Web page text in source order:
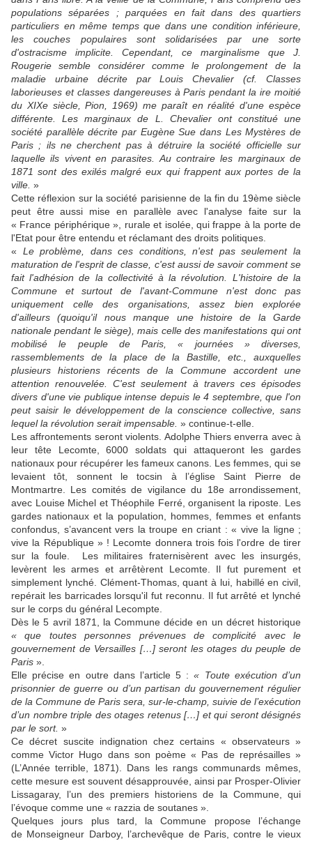
populations séparées ; parquées en fait dans des quartiers
particuliers en même temps que dans une condition inférieure,
les couches populaires sont solidarisées par une sorte
d'ostracisme implicite. Cependant, ce marginalisme que J.
Rougerie semble considérer comme le prolongement de la
maladie urbaine décrite par Louis Chevalier (cf. Classes
laborieuses et classes dangereuses à Paris pendant la ire moitié
du XIXe siècle, Pion, 1969) me paraît en réalité d'une espèce
différente. Les marginaux de L. Chevalier ont constitué une
société parallèle décrite par Eugène Sue dans Les Mystères de
Paris ; ils ne cherchent pas à détruire la société officielle sur
laquelle ils vivent en parasites. Au contraire les marginaux de
1871 sont des exilés malgré eux qui frappent aux portes de la
ville. »
Cette réflexion sur la société parisienne de la fin du 19ème siècle
peut être aussi mise en parallèle avec l'analyse faite sur la
« France périphérique », rurale et isolée, qui frappe à la porte de
l'Etat pour être entendu et réclamant des droits politiques.
« Le problème, dans ces conditions, n'est pas seulement la
maturation de l'esprit de classe, c'est aussi de savoir comment se
fait l'adhésion de la collectivité à la révolution. L'histoire de la
Commune et surtout de l'avant-Commune n'est donc pas
uniquement celle des organisations, assez bien explorée
d'ailleurs (quoiqu'il nous manque une histoire de la Garde
nationale pendant le siège), mais celle des manifestations qui ont
mobilisé le peuple de Paris, « journées » diverses,
rassemblements de la place de la Bastille, etc., auxquelles
plusieurs historiens récents de la Commune accordent une
attention renouvelée. C'est seulement à travers ces épisodes
divers d'une vie publique intense depuis le 4 septembre, que l'on
peut saisir le développement de la conscience collective, sans
lequel la révolution serait impensable. » continue-t-elle.
Les affrontements seront violents. Adolphe Thiers enverra avec à
leur tête Lecomte, 6000 soldats qui attaqueront les gardes
nationaux pour récupérer les fameux canons. Les femmes, qui se
levaient tôt, sonnent le tocsin à l’église Saint Pierre de
Montmartre. Les comités de vigilance du 18e arrondissement,
avec Louise Michel et Théophile Ferré, organisent la riposte. Les
gardes nationaux et la population, hommes, femmes et enfants
confondus, s’avancent vers la troupe en criant : « vive la ligne ;
vive la République » ! Lecomte donnera trois fois l'ordre de tirer
sur la foule. Les militaires fraternisèrent avec les insurgés,
levèrent les armes et arrêtèrent Lecomte. Il fut purement et
simplement lynché. Clément-Thomas, quant à lui, habillé en civil,
repérait les barricades lorsqu'il fut reconnu. Il fut arrêté et lynché
sur le corps du général Lecompte.
Dès le 5 avril 1871, la Commune décide en un décret historique
« que toutes personnes prévenues de complicité avec le
gouvernement de Versailles […] seront les otages du peuple de
Paris ».
Elle précise en outre dans l’article 5 :« Toute exécution d’un
prisonnier de guerre ou d’un partisan du gouvernement régulier
de la Commune de Paris sera, sur-le-champ, suivie de l’exécution
d’un nombre triple des otages retenus […] et qui seront désignés
par le sort. »
Ce décret suscite indignation chez certains « observateurs »
comme Victor Hugo dans son poème « Pas de représailles »
(L’Année terrible, 1871). Dans les rangs communards mêmes,
cette mesure est souvent désapprouvée, ainsi par Prosper-Olivier
Lissagaray, l’un des premiers historiens de la Commune, qui
l’évoque comme une « razzia de soutanes ».
Quelques jours plus tard, la Commune propose l’échange
de Monseigneur Darboy, l’archevêque de Paris, contre le vieux